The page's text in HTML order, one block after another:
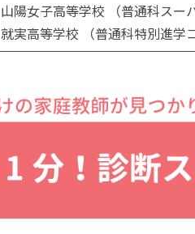
山陽女子高等学校 （普通科スー
就実高等学校 （普通科特別進学